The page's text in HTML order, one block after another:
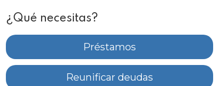
¿Qué necesitas?
Préstamos
Reunificar deudas